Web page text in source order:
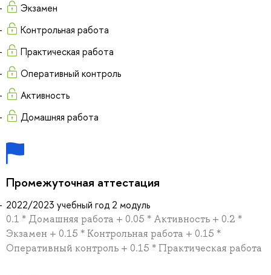
Экзамен
Контрольная работа
Практическая работа
Оперативный контроль
Активность
Домашняя работа
Промежуточная аттестация
2022/2023 учебный год 2 модуль
0.1 * Домашняя работа + 0.05 * Активность + 0.2 *
Экзамен + 0.15 * Контрольная работа + 0.15 *
Оперативный контроль + 0.15 * Практическая работа